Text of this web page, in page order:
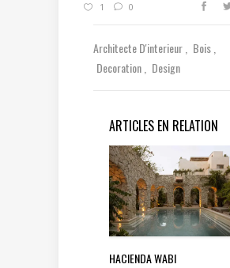
1 0
Architecte D'interieur
Bois
Decoration
Design
ARTICLES EN RELATION
HACIENDA WABI